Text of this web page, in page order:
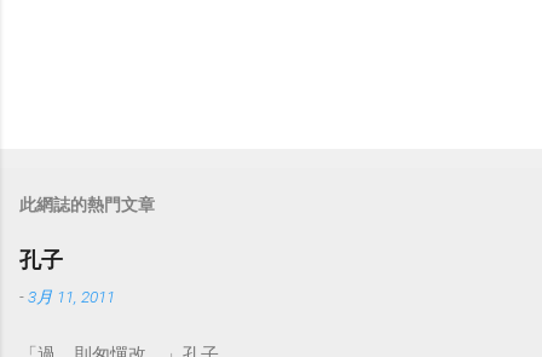
此網誌的熱門文章
孔子
-3月 11, 2011